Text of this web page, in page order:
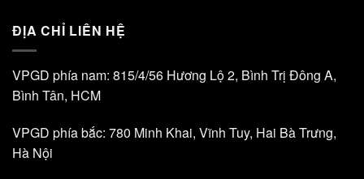
ĐỊA CHỈ LIÊN HỆ
VPGD phía nam: 815/4/56 Hương Lộ 2, Bình Trị Đông A,
Bình Tân, HCM
VPGD phía bắc: 780 Minh Khai, Vĩnh Tuy, Hai Bà Trưng,
Hà Nội